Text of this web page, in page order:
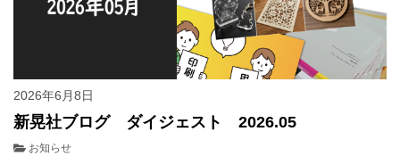
2026年6月8日
新晃社ブログ ダイジェスト 2026.05
お知らせ